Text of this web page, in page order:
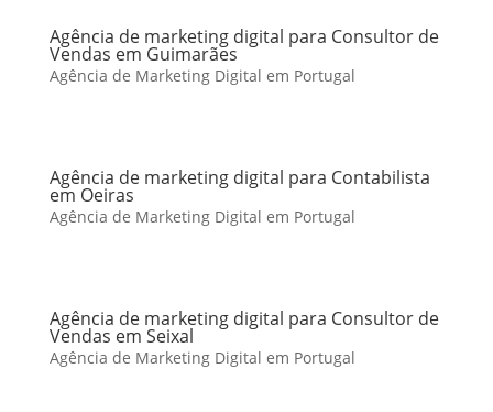
Agência de marketing digital para Consultor de
Vendas em Guimarães
Agência de Marketing Digital em Portugal
Agência de marketing digital para Contabilista
em Oeiras
Agência de Marketing Digital em Portugal
Agência de marketing digital para Consultor de
Vendas em Seixal
Agência de Marketing Digital em Portugal